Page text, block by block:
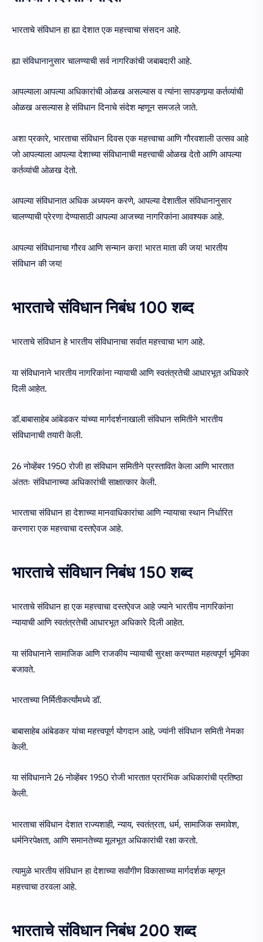
भारताचे संविधान हा ह्या देशात एक महत्त्वाचा संसदन आहे.
ह्या संविधानानुसार चालण्याची सर्व नागरिकांची जबाबदारी आहे.
आपल्याला आपल्या अधिकारांची ओळख असल्यास व त्यांना सापडणार्‍या कर्तव्यांची
ओळख असल्यास हे संविधान दिनाचे संदेश म्हणून समजले जाते.
अशा प्रकारे, भारताचा संविधान दिवस एक महत्त्वाचा आणि गौरवशाली उत्सव आहे
जो आपल्याला आपल्या देशाच्या संविधानाची महत्त्वाची ओळख देतो आणि आपल्या
कर्तव्यांची ओळख देतो.
आपल्या संविधानात अधिक अध्ययन करणे, आपल्या देशातील संविधानानुसार
चालण्याची प्रेरणा देण्यासाठी आपल्या आजच्या नागरिकांना आवश्यक आहे.
आपल्या संविधानाचा गौरव आणि सन्मान करा! भारत माता की जय! भारतीय
संविधान की जय!
भारताचे संविधान निबंध 100 शब्द
भारताचे संविधान हे भारतीय संविधानाचा सर्वात महत्त्वाचा भाग आहे.
या संविधानाने भारतीय नागरिकांना न्यायाची आणि स्वतंत्रतेची आधारभूत अधिकारे
दिली आहेत.
डॉ.बाबासाहेब आंबेडकर यांच्या मार्गदर्शनाखाली संविधान समितीने भारतीय
संविधानाची तयारी केली.
26 नोव्हेंबर 1950 रोजी हा संविधान समितीने प्रस्तावित केला आणि भारतात
अंततः संविधानाच्या अधिकारांची साक्षात्कार केली.
भारताचा संविधान हा देशाच्या मानवाधिकारांचा आणि न्यायाचा स्थान निर्धारित
करणारा एक महत्त्वाचा दस्तऐवज आहे.
भारताचे संविधान निबंध 150 शब्द
भारताचे संविधान हा एक महत्त्वाचा दस्तऐवज आहे ज्याने भारतीय नागरिकांना
न्यायाची आणि स्वतंत्रतेची आधारभूत अधिकारे दिली आहेत.
या संविधानाने सामाजिक आणि राजकीय न्यायाची सुरक्षा करण्यात महत्वपूर्ण भूमिका
बजावते.
भारताच्या निर्मितीकर्त्यांमध्ये डॉ.
बाबासाहेब आंबेडकर यांचा महत्त्वपूर्ण योगदान आहे, ज्यांनी संविधान समिती नेमका
केली.
या संविधानाने 26 नोव्हेंबर 1950 रोजी भारतात प्रारंभिक अधिकारांची प्रतिष्ठा
केली.
भारताचा संविधान देशात राज्यशाही, न्याय, स्वतंत्रता, धर्म, सामाजिक समावेश,
धर्मनिरपेक्षता, आणि समानतेच्या मूलभूत अधिकारांची रक्षा करतो.
त्यामुळे भारतीय संविधान हा देशाच्या सर्वांगीण विकासाच्या मार्गदर्शक म्हणून
महत्त्वाचा ठरवला आहे.
भारताचे संविधान निबंध 200 शब्द